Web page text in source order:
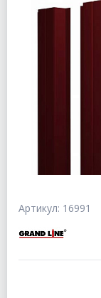
Артикул: 16991